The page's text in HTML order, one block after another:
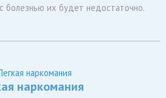
болезнью их будет недостаточно.
наркомания